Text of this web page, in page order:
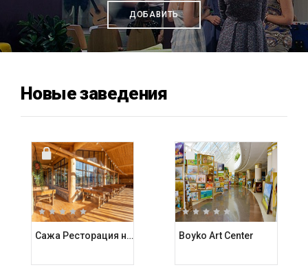
ДОБАВИТЬ
Новые заведения
Сажа Ресторация на углях Boyko Art Center